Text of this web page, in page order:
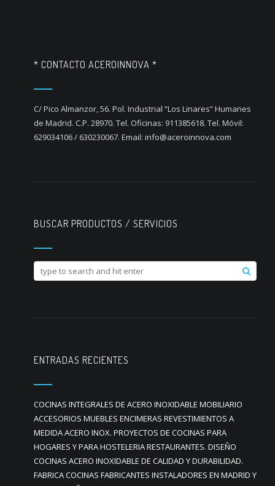
* CONTACTO ACEROINNOVA *
C/ Pico Almanzor, 56. Pol. Industrial “Los Linares” Humanes
de Madrid. C.P. 28970. Tel. Oficinas: 911385618. Tel. Móvil:
629034106 / 630230067. Email: info@aceroinnova.com
BUSCAR PRODUCTOS / SERVICIOS
ENTRADAS RECIENTES
COCINAS INTEGRALES DE ACERO INOXIDABLE MOBILIARIO
ACCESORIOS MUEBLES ENCIMERAS REVESTIMIENTOS A
MEDIDA ACERO INOX. PROYECTOS DE COCINAS PARA
HOGARES Y PARA HOSTELERIA RESTAURANTES. DISEÑO
COCINAS ACERO INOXIDABLE DE CALIDAD Y DURABILIDAD.
FABRICA COCINAS FABRICANTES INSTALADORES EN MADRID Y